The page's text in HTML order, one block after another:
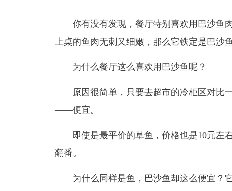
你有没有发现，餐厅特别喜欢用巴沙鱼肉
上桌的鱼肉无刺又细嫩，那么它铁定是巴沙鱼
为什么餐厅这么喜欢用巴沙鱼呢？
原因很简单，只要去超市的冷柜区对比一
——便宜。
即使是最平价的草鱼，价格也是10元左
翻番。
为什么同样是鱼，巴沙鱼却这么便宜？它